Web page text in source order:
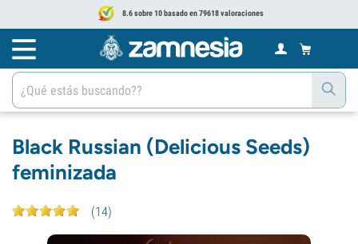
8.6 sobre 10 basado en 79618 valoraciones
Black Russian (Delicious Seeds)
feminizada
(14)